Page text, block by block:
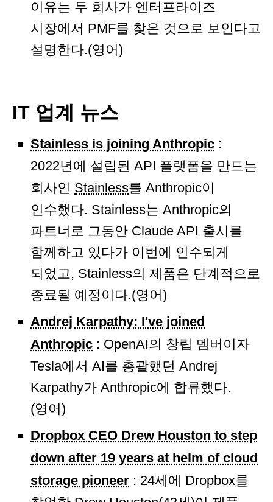
이유는 두 회사가 엔터프라이즈
시장에서 PMF를 찾은 것으로 보인다고
설명한다.(영어)
IT 업계 뉴스
Stainless is joining Anthropic :
2022년에 설립된 API 플랫폼을 만드는
회사인 Stainless를 Anthropic이
인수했다. Stainless는 Anthropic의
파트너로 그동안 Claude API 출시를
함께하고 있다가 이번에 인수되게
되었고, Stainless의 제품은 단계적으로
종료될 예정이다.(영어)
Andrej Karpathy: I've joined
Anthropic : OpenAI의 창립 멤버이자
Tesla에서 AI를 총괄했던 Andrej
Karpathy가 Anthropic에 합류했다.
(영어)
Dropbox CEO Drew Houston to step
down after 19 years at helm of cloud
storage pioneer : 24세에 Dropbox를